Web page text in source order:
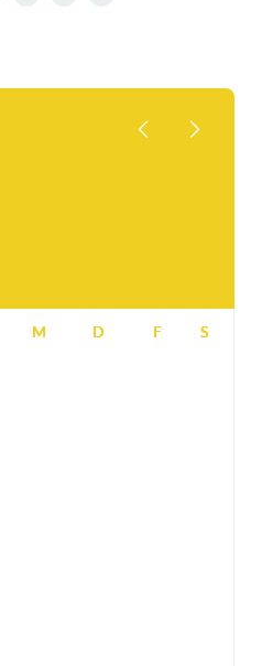
M D F S